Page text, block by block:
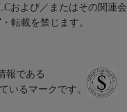
および／またはその関連
転載を禁じます。
報である
いるマークです。